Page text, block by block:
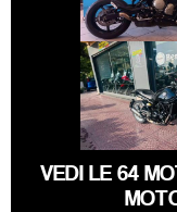
€
VEDI LE 64